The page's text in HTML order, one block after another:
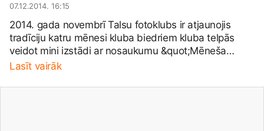
07.12.2014. 16:15
2014. gada novembrī Talsu fotoklubs ir atjaunojis
tradīciju katru mēnesi kluba biedriem kluba telpās
veidot mini izstādi ar nosaukumu &quot;Mēneša
bilde&quot;, kurā katrs biedrs izstāda savu fotogrāfiju.
Lasīt vairāk